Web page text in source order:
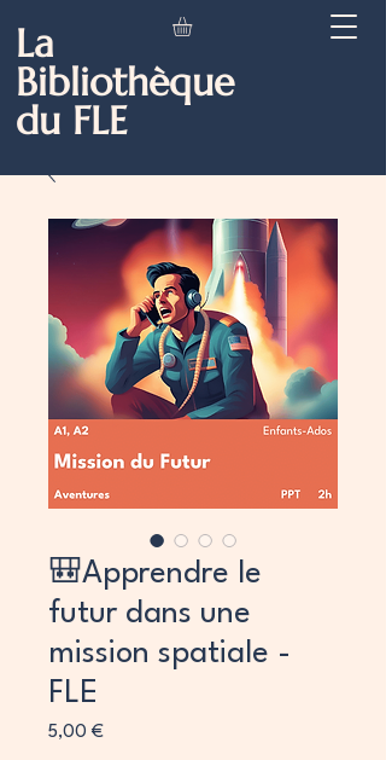
La
Bibliothèque
du FLE
🎒Apprendre le
futur dans une
mission spatiale -
FLE
5,00 €Prix